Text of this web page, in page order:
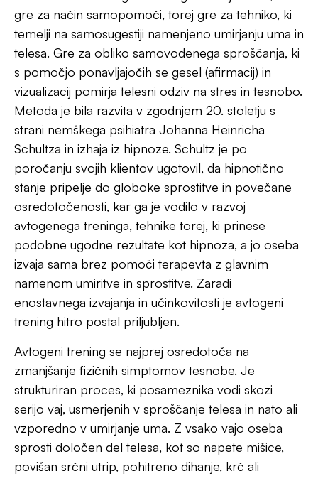
enostavnega izvajanja in učinkovitosti je avtogeni
trening hitro postal priljubljen.
Avtogeni trening se najprej osredotoča na
zmanjšanje fizičnih simptomov tesnobe. Je
strukturiran proces, ki posameznika vodi skozi
serijo vaj, usmerjenih v sproščanje telesa in nato ali
vzporedno v umirjanje uma. Z vsako vajo oseba
sprosti določen del telesa, kot so napete mišice,
povišan srčni utrip, pohitreno dihanje, krč ali
mravljinčenje v predelu trebuha, nekoliko se zniža
krvni pritisk in umirijo se misli. To se doseže s
ponavljanjem mirnih, usmerjenih gesel (kratkih
stavkov), ki spodbujajo sprostitev in umirjenost. Na
primer, geslo “moje roke so zelo težke” pomaga
zmanjšati napetost v mišicah rok. Lahko bi rekli, da
z vsako vajo umirimo ali vsaj zmanjšamo eno
določeno tesnobno reakcijo. S popuščanjem
pomirjenosti in manjšega občutka tesnobe.
Z rednim izvajanjem avtogenega treninga (idealno
je vsakodnevno kadarkoli v dnevu) oseba razvije
globlje razumevanje in nadzor nad svojimi telesnimi,
psihičnimi in čustvenimi reakcijami. Na primer, z
zavestnim in kontroliranim globokim in mirnim